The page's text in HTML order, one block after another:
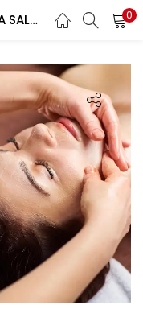
FACIAL TREATMENT NAJAH SPA SALON 0
to login.